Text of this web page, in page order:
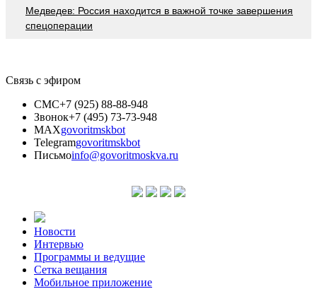
Медведев: Россия находится в важной точке завершения
спецоперации
Связь с эфиром
СМС+7 (925) 88-88-948
Звонок+7 (495) 73-73-948
MAXgovoritmskbot
Telegramgovoritmskbot
Письмоinfo@govoritmoskva.ru
Новости
Интервью
Программы и ведущие
Сетка вещания
Мобильное приложение